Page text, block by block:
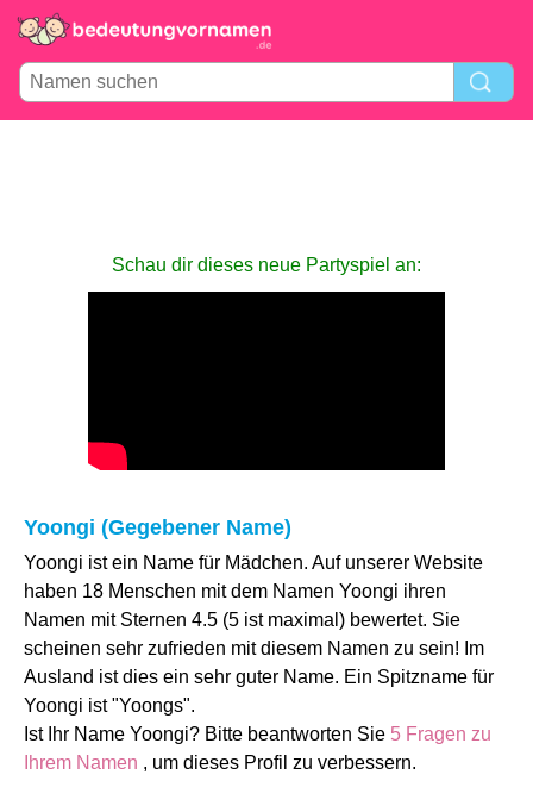
Schau dir dieses neue Partyspiel an:
Yoongi (Gegebener Name)
Yoongi ist ein Name für Mädchen. Auf unserer Website
haben 18 Menschen mit dem Namen Yoongi ihren
Namen mit Sternen 4.5 (5 ist maximal) bewertet. Sie
scheinen sehr zufrieden mit diesem Namen zu sein! Im
Ausland ist dies ein sehr guter Name. Ein Spitzname für
Yoongi ist "Yoongs".
Ist Ihr Name Yoongi? Bitte beantworten Sie 5 Fragen zu
Ihrem Namen , um dieses Profil zu verbessern.